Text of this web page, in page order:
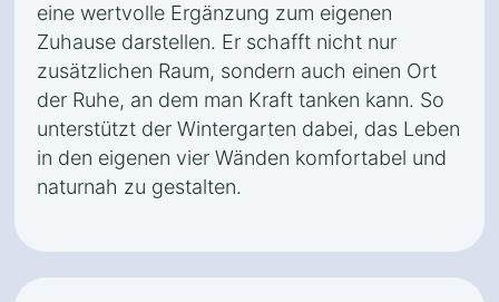
eine wertvolle Ergänzung zum eigenen
Zuhause darstellen. Er schafft nicht nur
zusätzlichen Raum, sondern auch einen Ort
der Ruhe, an dem man Kraft tanken kann. So
unterstützt der Wintergarten dabei, das Leben
in den eigenen vier Wänden komfortabel und
naturnah zu gestalten.